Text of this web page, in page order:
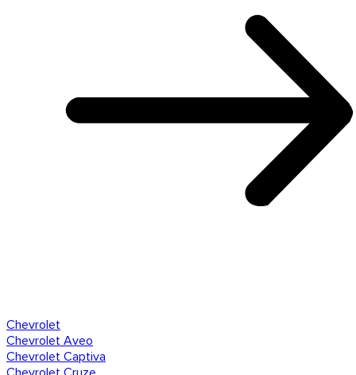
Chevrolet
Chevrolet Aveo
Chevrolet Captiva